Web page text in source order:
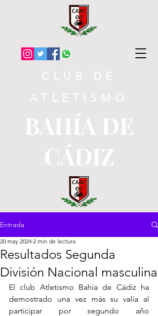
BAHÍA DE
CÁDIZ
CLUB DE
ATLETISMO
Entrada
Resultados Segunda
División Nacional masculina
20 may 2024 2 min de lectura
El club Atletismo Bahía de Cádiz ha
demostrado una vez más su valía al
participar por segundo año